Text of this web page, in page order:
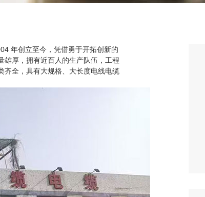
年创立至今，凭借勇于开拓创新的
雄厚，拥有近百人的生产队伍，工程
齐全，具有大规格、大长度电线电缆